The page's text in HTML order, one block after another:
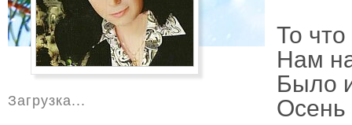
То
Нам
Было
Осень
Загрузка...